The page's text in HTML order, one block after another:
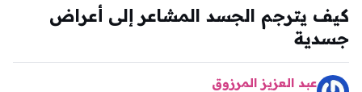
كيف يترجم الجسد المشاعر إلى أعراض
جسدية
عبد العزيز المرزوق